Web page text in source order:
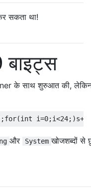
सकता था!
बाइट्स
के साथ शुरुआत की, लेकिन
और System खोजशब्दों से